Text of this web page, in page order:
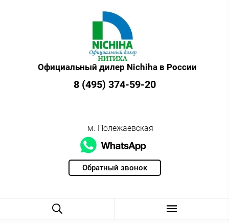
Обратный звонок
Официальный дилер Nichiha в России
8 (495) 374-59-20
м. Полежаевская